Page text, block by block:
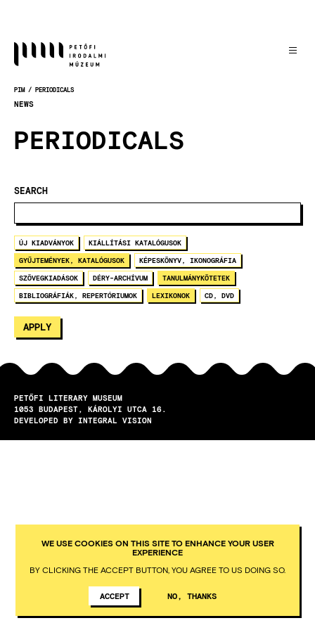
obsah
PIM PERIODICALS
NEWS
PERIODICALS
SEARCH
ÚJ KIADVÁNYOK KIÁLLÍTÁSI KATALÓGUSOK
GYŰJTEMÉNYEK, KATALÓGUSOK KÉPESKÖNYV, IKONOGRÁFIA
SZÖVEGKIADÁSOK DÉRY-ARCHÍVUM TANULMÁNYKÖTETEK
BIBLIOGRÁFIÁK, REPERTÓRIUMOK LEXIKONOK CD, DVD
PETŐFI LITERARY MUSEUM
1053
BUDAPEST
KÁROLYI UTCA 16.
DEVELOPED BY INTEGRAL VISION
WE USE COOKIES ON THIS SITE TO ENHANCE YOUR USER
EXPERIENCE
BY CLICKING THE ACCEPT BUTTON, YOU AGREE TO US DOING SO.
ACCEPT NO, THANKS